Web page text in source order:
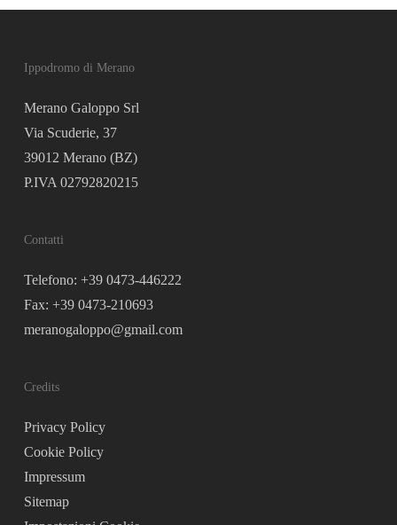
Ippodromo di Merano
Merano Galoppo Srl
Via Scuderie, 37
39012 Merano (BZ)
P.IVA 02792820215
Contatti
Telefono: +39 0473-446222
Fax: +39 0473-210693
meranogaloppo@gmail.com
Credits
Privacy Policy
Cookie Policy
Impressum
Sitemap